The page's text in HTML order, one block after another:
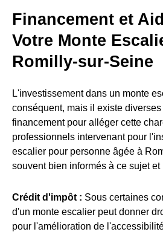
Financement et
Votre Monte
Romilly-sur-Seine
L'investissement dans un monte
conséquent, mais il existe
financement pour alléger cette
professionnels intervenant pour
escalier pour personne âgée à
souvent bien informés à ce sujet
Crédit d'impôt : Sous certaines
d'un monte escalier peut donner
pour l'amélioration de